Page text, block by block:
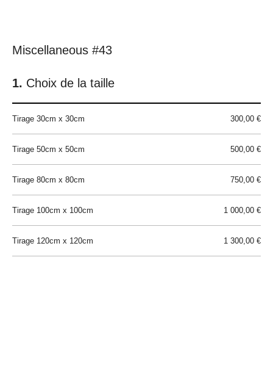
Miscellaneous #43
Choix de la taille
Tirage 30cm x 30cm 300,00 €
Tirage 50cm x 50cm 500,00 €
Tirage 80cm x 80cm 750,00 €
Tirage 100cm x 100cm 1 000,00 €
Tirage 120cm x 120cm 1 300,00 €